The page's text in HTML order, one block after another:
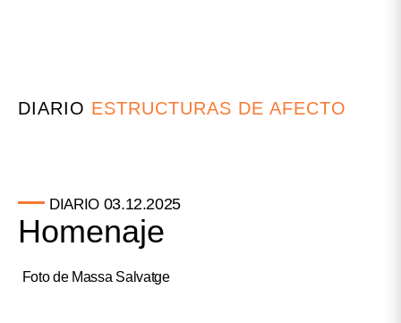
DIARIO ESTRUCTURAS DE AFECTO
DIARIO 03.12.2025
Homenaje
Foto de Massa Salvatge